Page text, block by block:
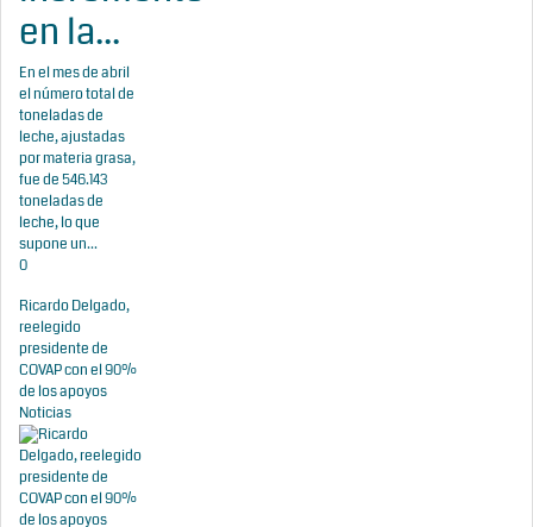
en la...
En el mes de abril
el número total de
toneladas de
leche, ajustadas
por materia grasa,
fue de 546.143
toneladas de
leche, lo que
supone un...
0
Ricardo Delgado,
reelegido
presidente de
COVAP con el 90%
de los apoyos
Noticias